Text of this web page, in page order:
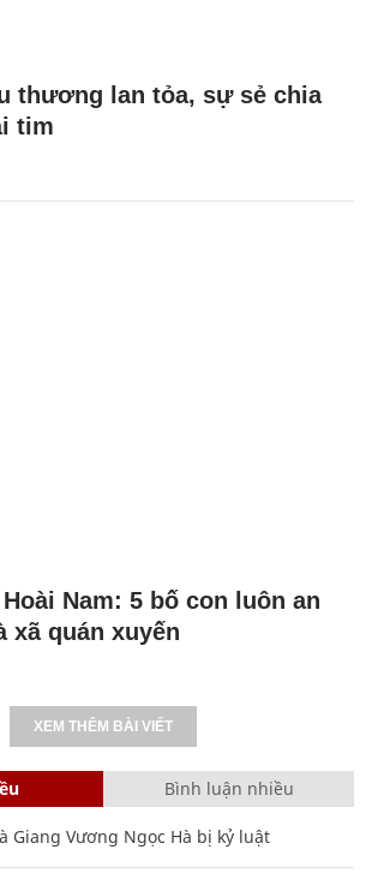
thương lan tỏa, sự sẻ chia
tim
Nam: 5 bố con luôn an
xã quán xuyến
XEM THÊM BÀI VIẾT
Bình luận nhiều
Giang Vương Ngọc Hà bị kỷ luật